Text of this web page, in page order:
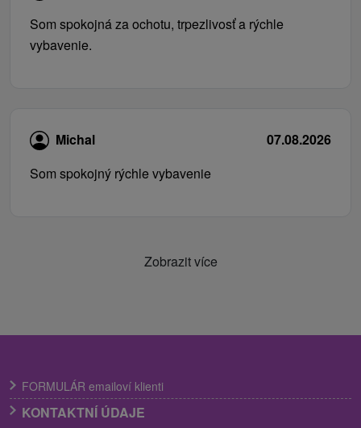
Som spokojná za ochotu, trpezlivosť a rýchle
vybavenie.
Michal
07.08.2026
Som spokojný rýchle vybavenie
Zobrazit více
FORMULÁR emailoví klienti
KONTAKTNÍ ÚDAJE